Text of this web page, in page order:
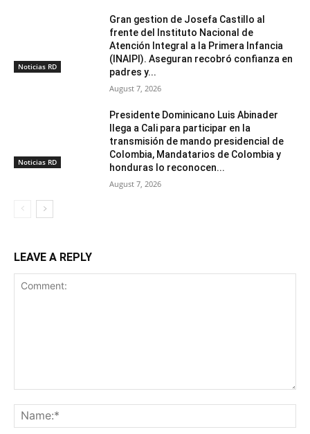
Noticias RD
Gran gestion de Josefa Castillo al
frente del Instituto Nacional de
Atención Integral a la Primera Infancia
(INAIPI). Aseguran recobró confianza en
padres y...
August 7, 2026
Noticias RD
Presidente Dominicano Luis Abinader
llega a Cali para participar en la
transmisión de mando presidencial de
Colombia, Mandatarios de Colombia y
honduras lo reconocen...
August 7, 2026
LEAVE A REPLY